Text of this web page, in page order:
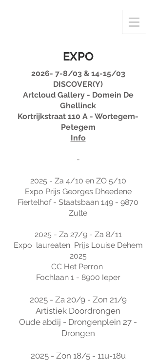
EXPO
2026- 7-8/03 & 14-15/03
DISCOVER(Y​)
Artcloud Gallery - Domein De
Ghellinck
Kortrijkstraat 110 A - Wortegem-
Petegem
Info
-
2025 - Za 4/10 en ZO 5/10
Expo Prijs Georges Dheedene
Fiertelhof - Staatsbaan 149 - 9870
Zulte
2025 - Za 27/9 - Za 8/11
Expo laureaten Prijs Louise Dehem
2025
CC Het Perron
Fochlaan 1 - 8900 Ieper
2025 - Za 20/9 - Zon 21/9
Artistiek Doordrongen
Oude abdij - Drongenplein 27 -
Drongen
2025 - Zon 18/5 - 11u-18u